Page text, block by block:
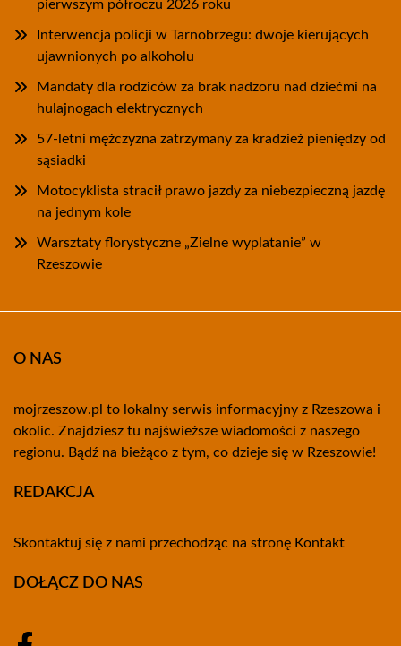
pierwszym półroczu 2026 roku
Interwencja policji w Tarnobrzegu: dwoje kierujących
ujawnionych po alkoholu
Mandaty dla rodziców za brak nadzoru nad dziećmi na
hulajnogach elektrycznych
57-letni mężczyzna zatrzymany za kradzież pieniędzy od
sąsiadki
Motocyklista stracił prawo jazdy za niebezpieczną jazdę
na jednym kole
Warsztaty florystyczne „Zielne wyplatanie” w
Rzeszowie
O NAS
mojrzeszow.pl to lokalny serwis informacyjny z Rzeszowa i
okolic. Znajdziesz tu najświeższe wiadomości z naszego
regionu. Bądź na bieżąco z tym, co dzieje się w Rzeszowie!
REDAKCJA
Skontaktuj się z nami przechodząc na stronę Kontakt
DOŁĄCZ DO NAS